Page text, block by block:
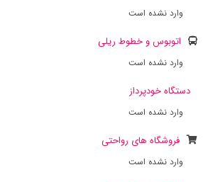
وارد نشده است
اتوبوس و خطوط ریلی
وارد نشده است
دستگاه خودپرداز
وارد نشده است
فروشگاه های رواحتی
وارد نشده است